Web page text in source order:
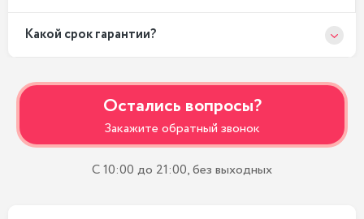
Какой срок гарантии?
Остались вопросы?
Закажите обратный звонок
С 10:00 до 21:00, без выходных